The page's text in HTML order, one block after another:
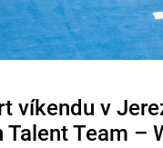
víkendu v
Talent Team –